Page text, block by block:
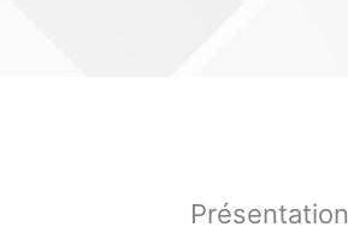
Présentation